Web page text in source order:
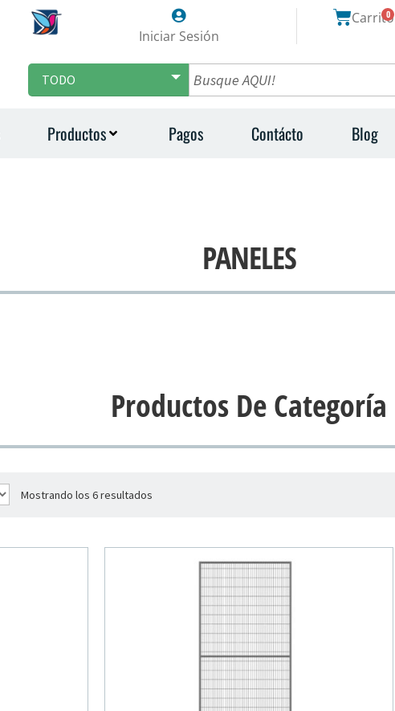
Iniciar Sesión
0
Carrito
TODO
Productos Pagos Contácto Blog
PANELES
Productos De Categoría
Mostrando los 6 resultados